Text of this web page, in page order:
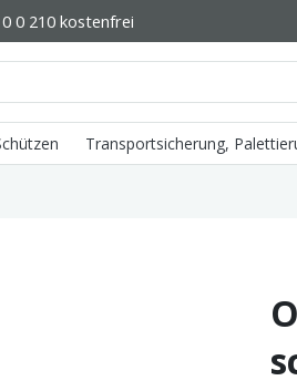
0 210 kostenfrei
Transportsicherung,